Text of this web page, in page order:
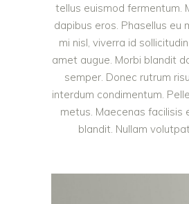
tellus euismod fermentum.
dapibus eros. Phasellus eu
mi nisl, viverra id
amet augue. Morbi blandit
semper. Donec rutrum
interdum condimentum.
metus. Maecenas facilisis
blandit. Nullam